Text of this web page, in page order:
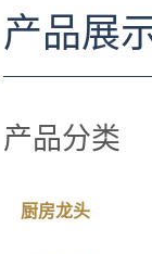
产品展
产品分类
厨房龙头